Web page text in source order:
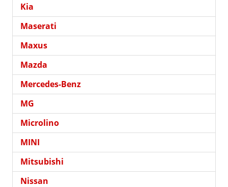
Kia
Maserati
Maxus
Mazda
Mercedes-Benz
MG
Microlino
MINI
Mitsubishi
Nissan